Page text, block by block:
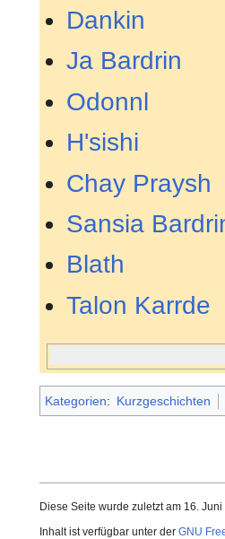
Dankin
Ja Bardrin
Odonnl
H'sishi
Chay Praysh
Sansia
Blath
Talon Karrde
Kategorien: Kurzgeschichten
Diese Seite wurde zuletzt am 16.
Inhalt ist verfügbar unter der GNU